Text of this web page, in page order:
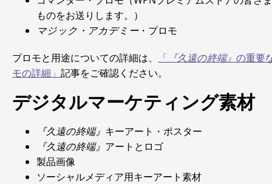
ものをお送りします。）
マジック・アカデミー・プロモ
プロモと用途についての詳細は、 「 『久遠の終端』 の重要
モの詳細」 記事をご確認ください。
デジタルマーケティング素材
『久遠の終端』 キーアート・ポスター
『久遠の終端』 アートとロゴ
製品画像
ソーシャルメディア用キーアート素材